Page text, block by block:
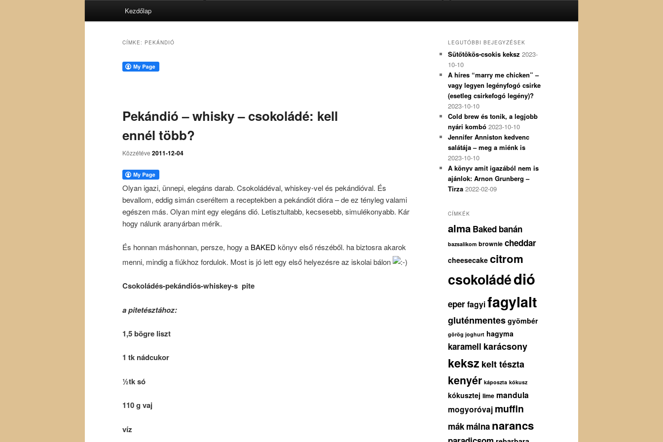
Kezdőlap
CÍMKE: PEKÁNDIÓ
Pekándió – whisky – csokoládé: kell
ennél több?
Közzétéve 2011-12-04
Olyan igazi, ünnepi, elegáns darab. Csokoládéval, whiskey-vel és pekándióval. És
bevallom, eddig simán cseréltem a receptekben a pekándiót dióra – de ez tényleg valami
egészen más. Olyan mint egy elegáns dió. Letisztultabb, kecsesebb, simulékonyabb. Kár
hogy nálunk aranyárban mérik.
És honnan máshonnan, persze, hogy a BAKED könyv első részéből. ha biztosra akarok
menni, mindig a fiúkhoz fordulok. Most is jó lett egy első helyezésre az iskolai bálon
Csokoládés-pekándiós-whiskey-s pite
a pitetésztához:
1,5 bögre liszt
1 tk nádcukor
½tk só
110 g vaj
víz
LEGUTÓBBI BEJEGYZÉSEK
Sütőtökös-csokis keksz 2023-
10-10
A híres “marry me chicken” –
vagy legyen legényfogó csirke
(esetleg csirkefogó legény)?
2023-10-10
Cold brew és tonik, a legjobb
nyári kombó 2023-10-10
Jennifer Anniston kedvenc
salátája – meg a miénk is
2023-10-10
A könyv amit igazából nem is
ajánlok: Arnon Grunberg –
Tirza 2022-02-09
CÍMKÉK
alma Baked banán
bazsalikom brownie cheddar
cheesecake citrom
csokoládédió
eperfagyifagylalt
gluténmentes gyömbér
görög joghurt hagyma
karamell karácsony
keksz kelt tészta
kenyér káposzta kókusz
kókusztej lime mandula
mogyoróvaj muffin
mák málna narancs